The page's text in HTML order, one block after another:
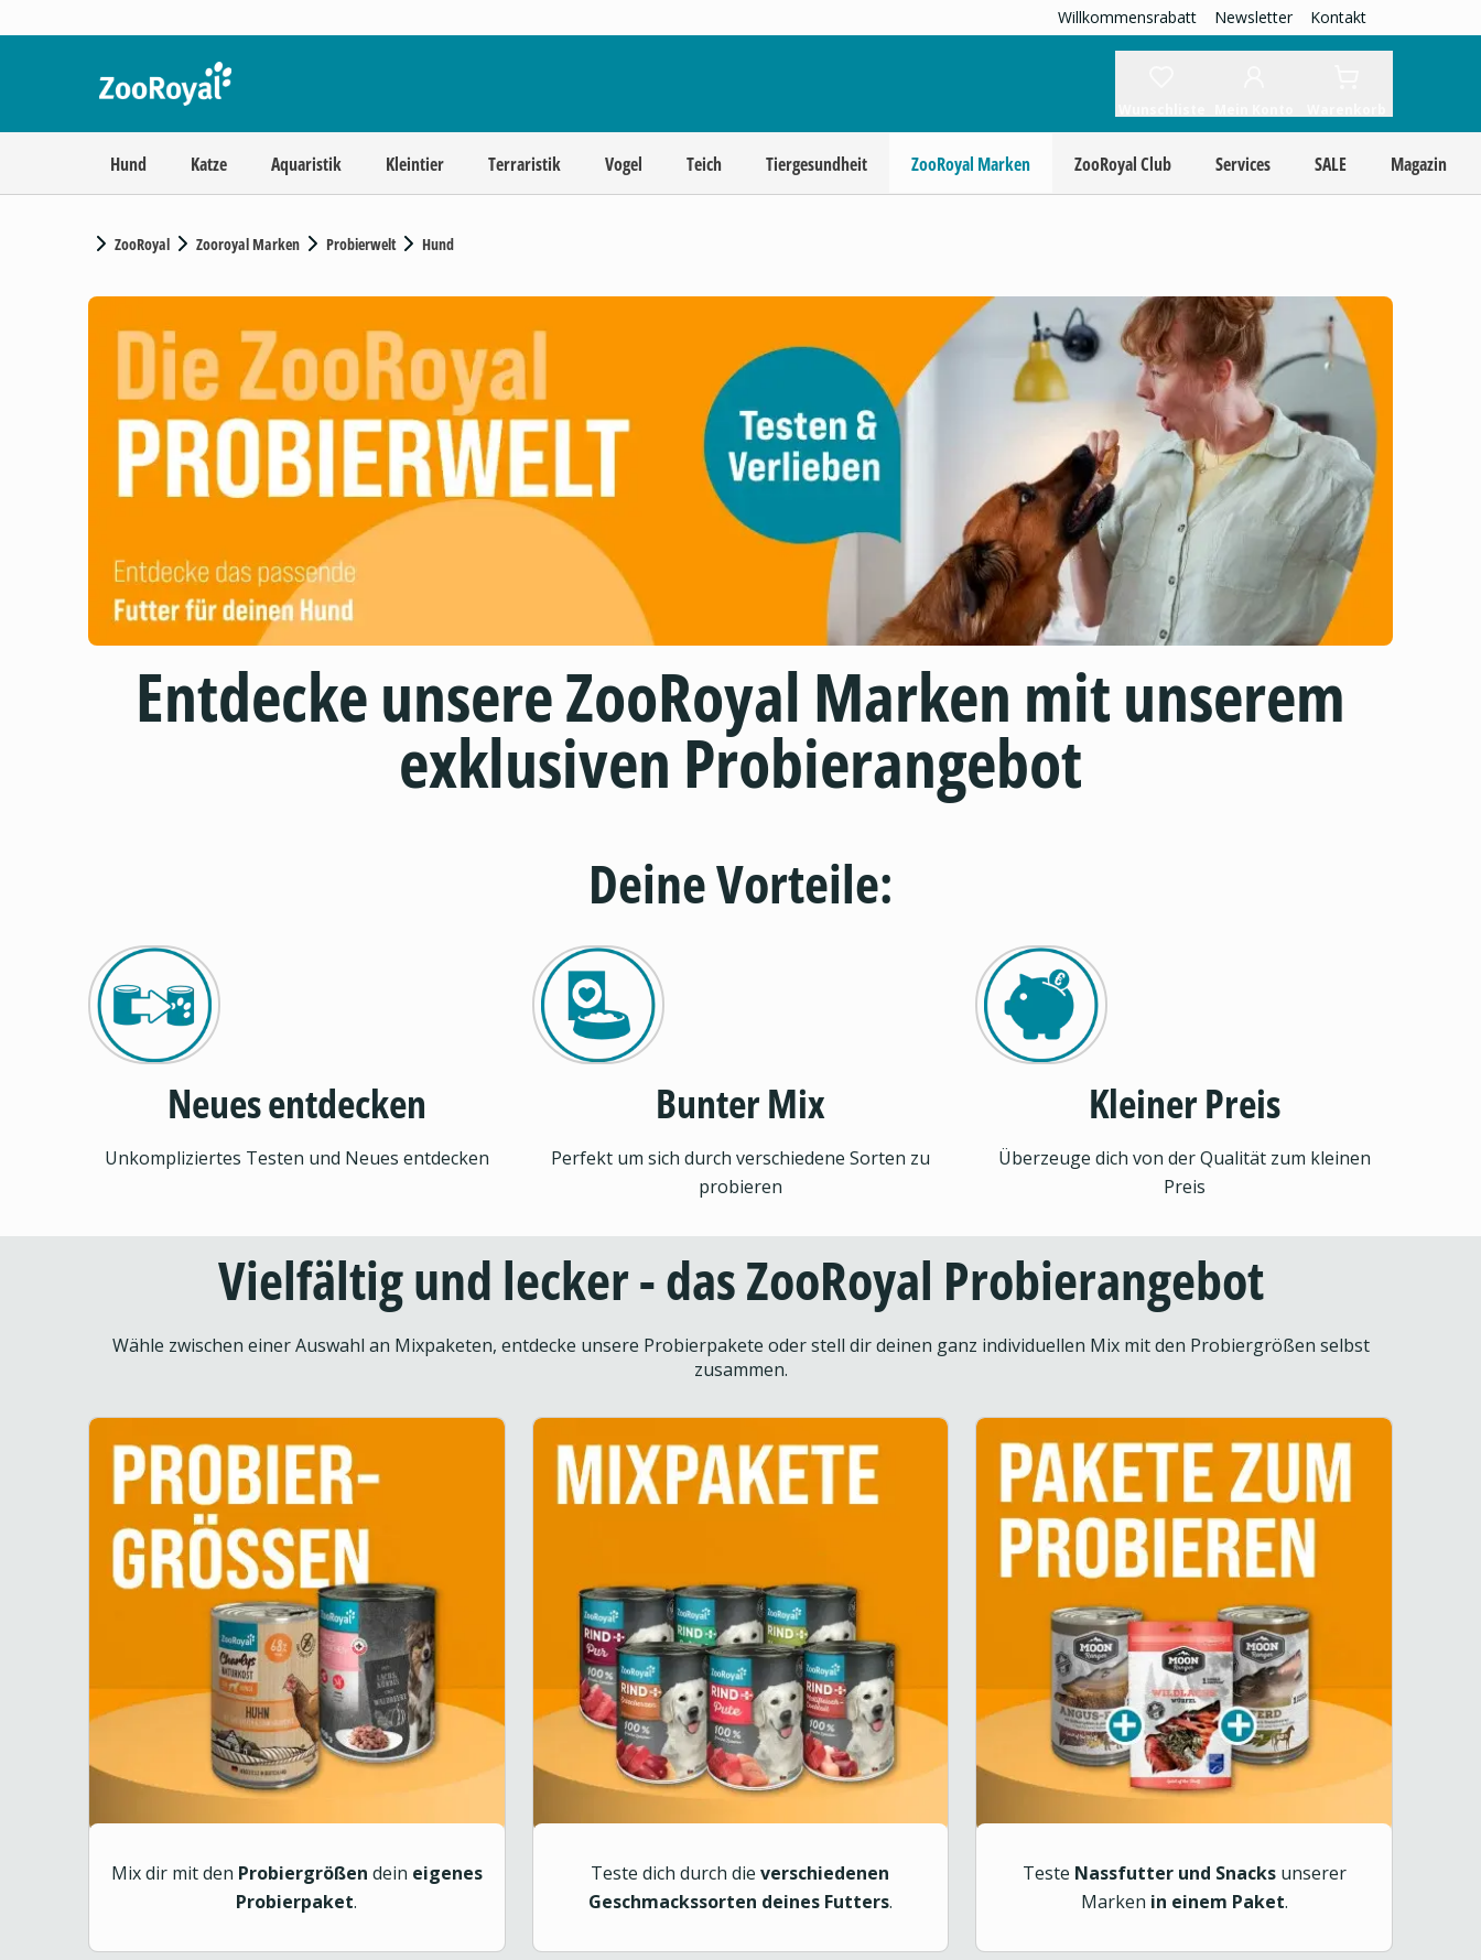
Willkommensrabatt Newsletter Kontakt
Hund Katze Aquaristik Kleintier Terraristik Vogel Teich Tiergesundheit ZooRoyal Marken ZooRoyal Club Services SALE Magazin
ZooRoyal Zooroyal Marken Probierwelt Hund
Entdecke unsere ZooRoyal Marken mit unserem
exklusiven Probierangebot
Deine Vorteile:
Neues entdecken
Unkompliziertes Testen und Neues entdecken
Bunter Mix
Perfekt um sich durch verschiedene Sorten zu
probieren
Kleiner Preis
Überzeuge dich von der Qualität zum kleinen
Preis
Vielfältig und lecker - das ZooRoyal Probierangebot
Wähle zwischen einer Auswahl an Mixpaketen, entdecke unsere Probierpakete oder stell dir deinen ganz individuellen Mix mit den Probiergrößen selbst
zusammen.
Mix dir mit den Probiergrößen dein eigenes
Probierpaket.
Teste dich durch dieverschiedenen
Geschmackssorten deines Futters.
Teste Nassfutter und Snacksunserer
Marken in einem Paket.